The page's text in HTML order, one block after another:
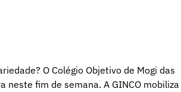
O Colégio Objetivo de Mogi das
neste fim de semana. A GINCO mobiliza